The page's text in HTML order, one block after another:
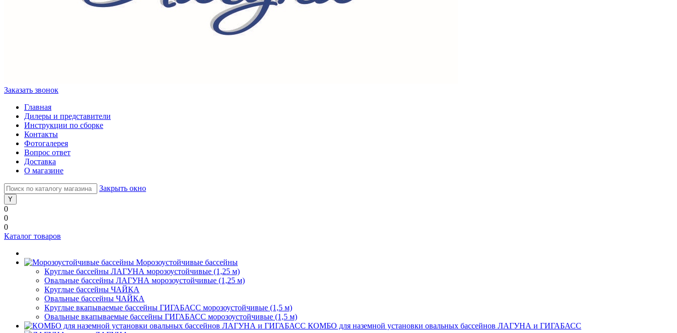
Заказать звонок
Главная
Дилеры и представители
Инструкции по сборке
Контакты
Фотогалерея
Вопрос ответ
Доставка
О магазине
Закрыть окно
0
0
0
Каталог товаров
Морозоустойчивые бассейны
Круглые бассейны ЛАГУНА морозоустойчивые (1,25 м)
Овальные бассейны ЛАГУНА морозоустойчивые (1,25 м)
Круглые бассейны ЧАЙКА
Овальные бассейны ЧАЙКА
Круглые вкапываемые бассейны ГИГАБАСС морозоустойчивые (1,5 м)
Овальные вкапываемые бассейны ГИГАБАСС морозоустойчивые (1,5 м)
КОМБО для наземной установки овальных бассейнов ЛАГУНА и ГИГАБАСС